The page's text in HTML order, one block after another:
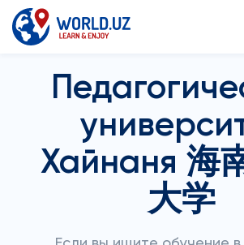
Хайнаня 海
大学